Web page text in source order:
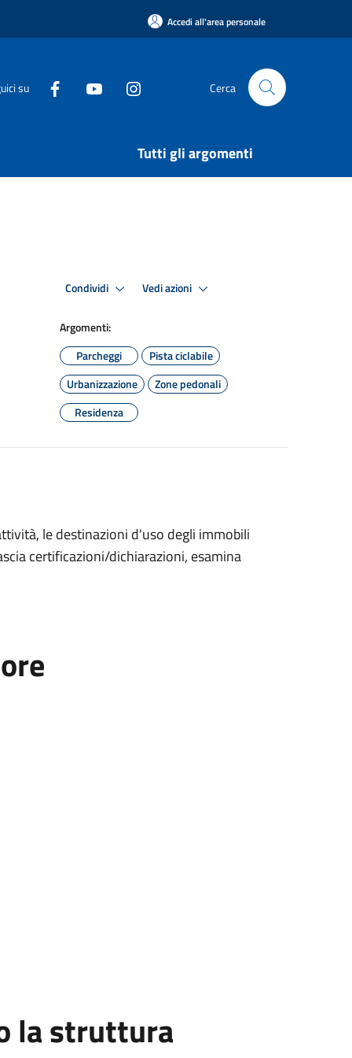
Accedi all'area personale
su Cerca
Tutti gli argomenti
Condividi Vedi azioni
Argomenti:
Parcheggi
Pista ciclabile
Urbanizzazione
Zone pedonali
Residenza
le destinazioni d'uso degli immobili
certificazioni/dichiarazioni, esamina
la struttura